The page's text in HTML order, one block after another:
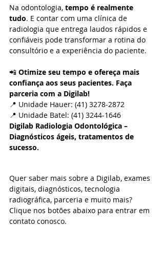
Na odontologia, tempo é realmente
tudo. E contar com uma clínica de
radiologia que entrega laudos rápidos e
confiáveis pode transformar a rotina do
consultório e a experiência do paciente.
📲 Otimize seu tempo e ofereça mais
confiança aos seus pacientes. Faça
parceria com a Digilab!
📍 Unidade Hauer: (41) 3278-2872
📍 Unidade Batel: (41) 3244-1646
Digilab Radiologia Odontológica –
Diagnósticos ágeis, tratamentos de
sucesso.
Quer saber mais sobre a Digilab, exames
digitais, diagnósticos, tecnologia
radiográfica, parceria e muito mais?
Clique nos botões abaixo para entrar em
contato conosco.